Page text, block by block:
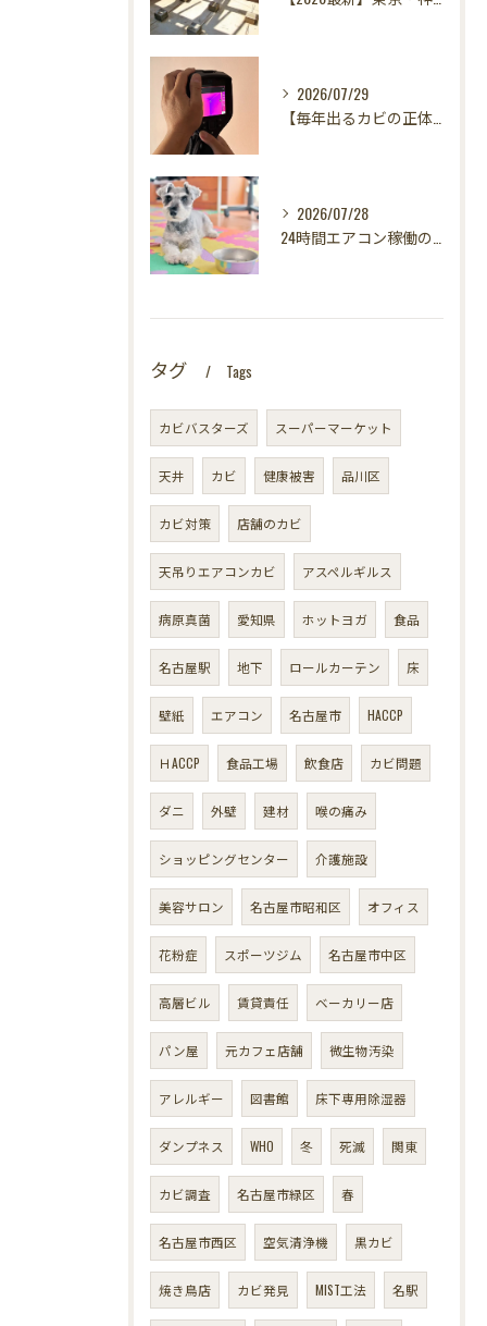
2026/07/29
2026/07/28
タグ Tags
カビバスターズ スーパーマーケット
天井 カビ 健康被害 品川区
カビ対策 店舗のカビ
天吊りエアコンカビ アスペルギルス
病原真菌 愛知県 ホットヨガ 食品
名古屋駅 地下 ロールカーテン 床
壁紙 エアコン 名古屋市 HACCP
ＨACCP 食品工場 飲食店 カビ問題
ダニ 外壁 建材 喉の痛み
ショッピングセンター 介護施設
美容サロン 名古屋市昭和区 オフィス
花粉症 スポーツジム 名古屋市中区
高層ビル 賃貸責任 ベーカリー店
パン屋 元カフェ店舗 微生物汚染
アレルギー 図書館 床下専用除湿器
ダンプネス WHO 冬 死滅 関東
カビ調査 名古屋市緑区 春
名古屋市西区 空気清浄機 黒カビ
焼き鳥店 カビ発見 MIST工法 名駅